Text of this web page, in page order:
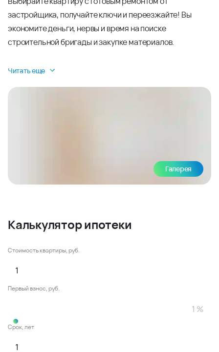
застройщика, получайте ключи и переезжайте! Вы
экономите деньги, нервы и время на поиске
строительной бригады и закупке материалов.
Читать еще
Галерея
Калькулятор ипотеки
Стоимость квартиры, руб.
Первый взнос, руб.
Срок, лет